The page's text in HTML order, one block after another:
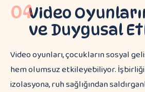
04Video
ve Duygusal
Video oyunları, çocukların sosyal
hem olumsuz etkileyebiliyor.
izolasyona, ruh sağlığından